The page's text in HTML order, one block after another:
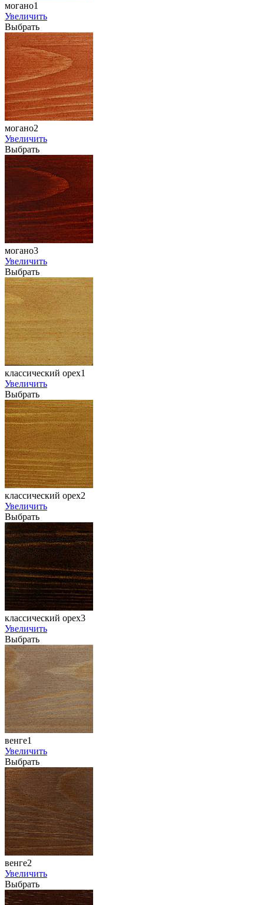
могано1
Увеличить
Выбрать
могано2
Увеличить
Выбрать
могано3
Увеличить
Выбрать
классический орех1
Увеличить
Выбрать
классический орех2
Увеличить
Выбрать
классический орех3
Увеличить
Выбрать
венге1
Увеличить
Выбрать
венге2
Увеличить
Выбрать